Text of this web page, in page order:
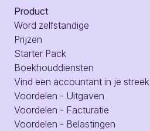
Product
Word zelfstandige
Prijzen
Starter Pack
Boekhouddiensten
Vind een accountant in je streek
Voordelen - Uitgaven
Voordelen - Facturatie
Voordelen - Belastingen